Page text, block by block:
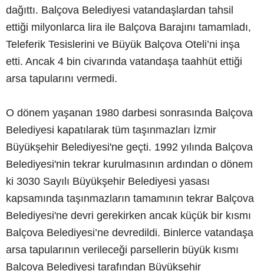
dağıttı. Balçova Belediyesi vatandaşlardan tahsil
ettiği milyonlarca lira ile Balçova Barajını tamamladı,
Teleferik Tesislerini ve Büyük Balçova Oteli’ni inşa
etti. Ancak 4 bin civarında vatandaşa taahhüt ettiği
arsa tapularını vermedi.
O dönem yaşanan 1980 darbesi sonrasında Balçova
Belediyesi kapatılarak tüm taşınmazları İzmir
Büyükşehir Belediyesi'ne geçti. 1992 yılında Balçova
Belediyesi'nin tekrar kurulmasının ardından o dönem
ki 3030 Sayılı Büyükşehir Belediyesi yasası
kapsamında taşınmazların tamamının tekrar Balçova
Belediyesi'ne devri gerekirken ancak küçük bir kısmı
Balçova Belediyesi’ne devredildi. Binlerce vatandaşa
arsa tapularının verileceği parsellerin büyük kısmı
Balçova Belediyesi tarafından Büyükşehir